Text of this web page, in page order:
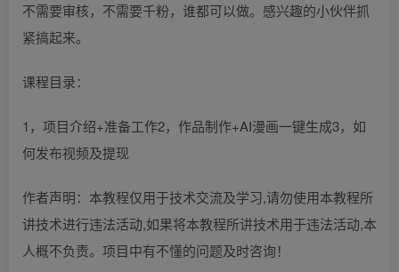
不需要审核，不需要千粉，谁都可以做。感兴趣的小伙伴抓
紧搞起来。
课程目录：
1，项目介绍+准备工作2，作品制作+AI漫画一键生成3，如
何发布视频及提现
作者声明：本教程仅用于技术交流及学习,请勿使用本教程所
讲技术进行违法活动,如果将本教程所讲技术用于违法活动,本
人概不负责。项目中有不懂的问题及时咨询！